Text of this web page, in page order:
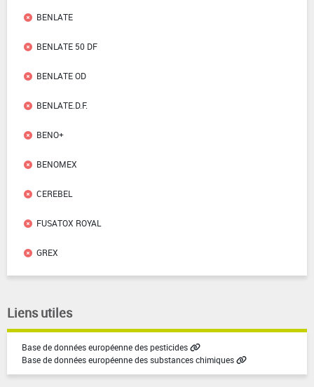
BENLATE
BENLATE 50 DF
BENLATE OD
BENLATE.D.F.
BENO+
BENOMEX
CEREBEL
FUSATOX ROYAL
GREX
Liens utiles
Base de données européenne des pesticides
Base de données européenne des substances chimiques